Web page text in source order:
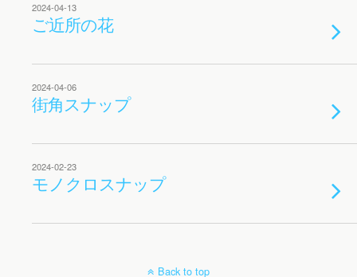
2024-04-13
ご近所の花
2024-04-06
街角スナップ
2024-02-23
モノクロスナップ
Back to top